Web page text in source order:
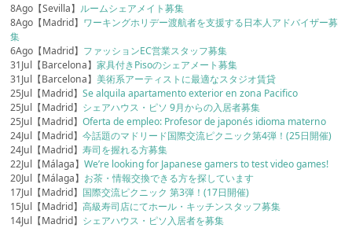
8Ago【Sevilla】 ルームシェアメイト募集
8Ago【Madrid】 ワーキングホリデー渡航者を支援する日本人アドバイザー募
集
6Ago【Madrid】 ファッションEC営業スタッフ募集
31Jul【Barcelona】家具付きPisoのシェアメート募集
31Jul【Barcelona】美術系アーティストに最適なスタジオ賃貸
25Jul【Madrid】Se alquila apartamento exterior en zona Pacifico
25Jul【Madrid】 シェアハウス・ピソ 9月からの入居者募集
25Jul【Madrid】Oferta de empleo: Profesor de japonés idioma materno
24Jul【Madrid】今話題のマドリード国際交流ピクニック第4弾！(25日開催)
24Jul【Madrid】寿司を握れる方募集
22Jul【Málaga】We’re looking for Japanese gamers to test video games!
20Jul【Málaga】 お茶・情報交換できる方を探しています
17Jul【Madrid】 国際交流ピクニック 第3弾！(17日開催)
15Jul【Madrid】高級寿司店にてホール・キッチンスタッフ募集
14Jul【Madrid】 シェアハウス・ピソ入居者を募集